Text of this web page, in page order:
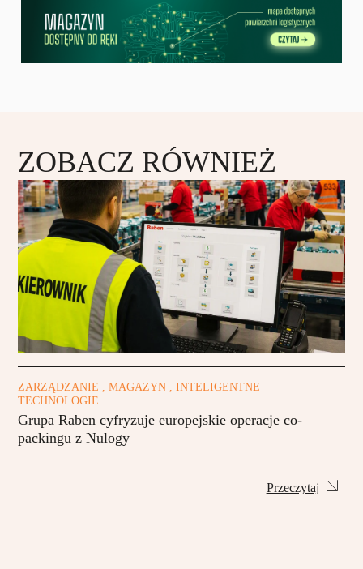
ZOBACZ RÓWNIEŻ
ZARZĄDZANIE , MAGAZYN , INTELIGENTNE
TECHNOLOGIE
Grupa Raben cyfryzuje europejskie operacje co-
packingu z Nulogy
Przeczytaj